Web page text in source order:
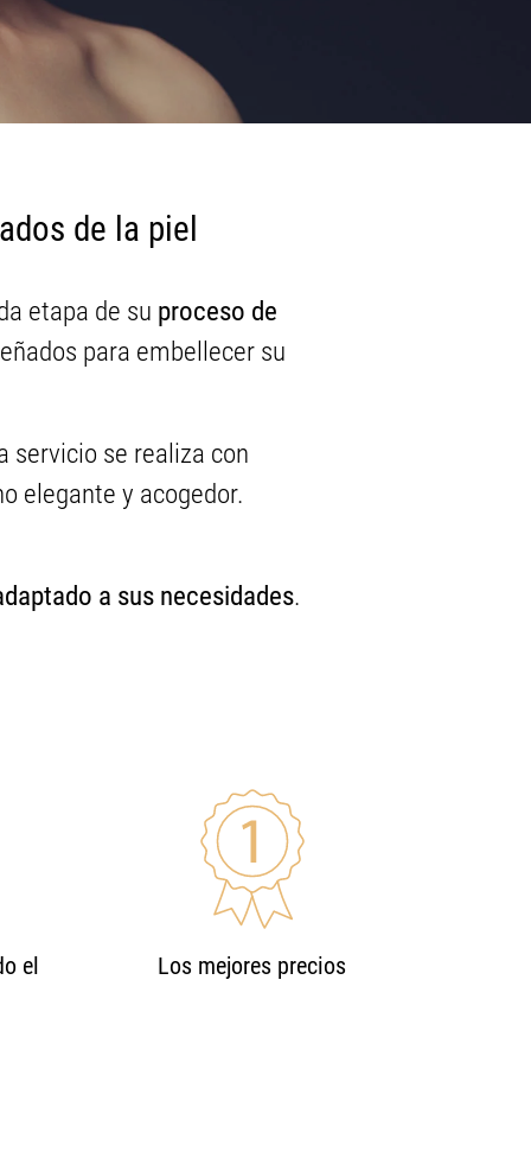
de la piel
etapa de su proceso de
para embellecer su
servicio se realiza con
elegante y acogedor.
a sus necesidades.
el
Los mejores precios